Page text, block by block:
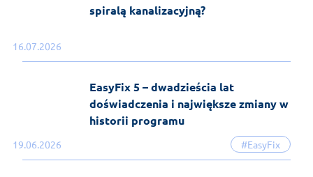
16.07.2026
spiralą kanalizacyjną?
19.06.2026 #EasyFix
EasyFix 5 – dwadzieścia lat
doświadczenia i największe zmiany w
historii programu